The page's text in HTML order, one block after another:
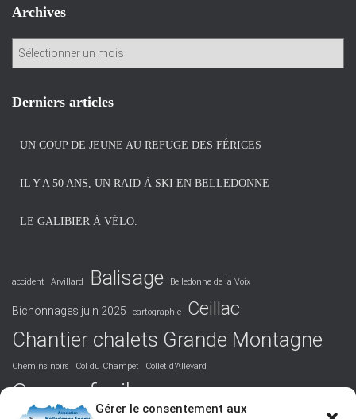
Gérer le consentement aux
Archives
h
Derniers articles
UN COUP DE JEUNE AU REFUGE DES FÉRICES
IL Y A 50 ANS, UN RAID À SKI EN BELLEDONNE
LE GALIBIER À VÉLO.
accident Arvillard Balisage Belledonne de la Voix
Bichonnages juin 2025 cartographie Ceillac
Chantier chalets Grande Montagne
Chemins noirs Col du Champet Collet d'Allevard
Course facile